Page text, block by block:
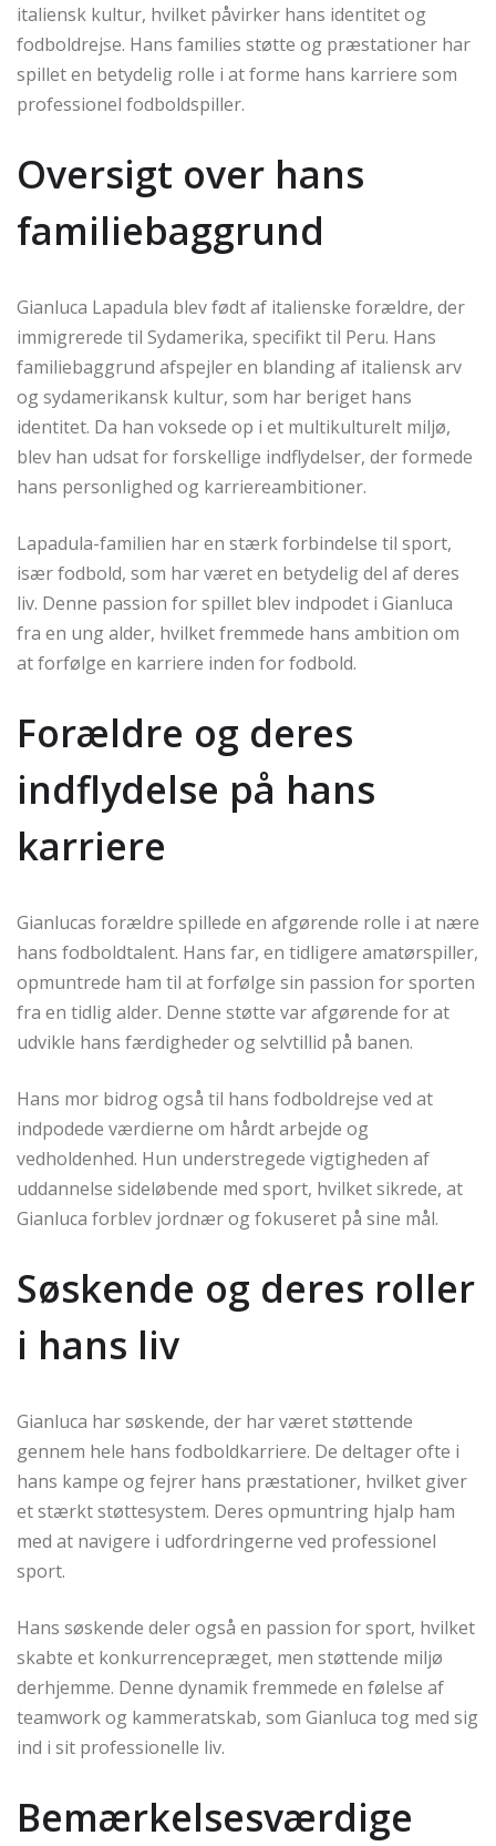
italiensk kultur, hvilket påvirker hans identitet og
fodboldrejse. Hans families støtte og præstationer har
spillet en betydelig rolle i at forme hans karriere som
professionel fodboldspiller.
Oversigt over hans
familiebaggrund
Gianluca Lapadula blev født af italienske forældre, der
immigrerede til Sydamerika, specifikt til Peru. Hans
familiebaggrund afspejler en blanding af italiensk arv
og sydamerikansk kultur, som har beriget hans
identitet. Da han voksede op i et multikulturelt miljø,
blev han udsat for forskellige indflydelser, der formede
hans personlighed og karriereambitioner.
Lapadula-familien har en stærk forbindelse til sport,
især fodbold, som har været en betydelig del af deres
liv. Denne passion for spillet blev indpodet i Gianluca
fra en ung alder, hvilket fremmede hans ambition om
at forfølge en karriere inden for fodbold.
Forældre og deres
indflydelse på hans
karriere
Gianlucas forældre spillede en afgørende rolle i at nære
hans fodboldtalent. Hans far, en tidligere amatørspiller,
opmuntrede ham til at forfølge sin passion for sporten
fra en tidlig alder. Denne støtte var afgørende for at
udvikle hans færdigheder og selvtillid på banen.
Hans mor bidrog også til hans fodboldrejse ved at
indpodede værdierne om hårdt arbejde og
vedholdenhed. Hun understregede vigtigheden af
uddannelse sideløbende med sport, hvilket sikrede, at
Gianluca forblev jordnær og fokuseret på sine mål.
Søskende og deres roller
i hans liv
Gianluca har søskende, der har været støttende
gennem hele hans fodboldkarriere. De deltager ofte i
hans kampe og fejrer hans præstationer, hvilket giver
et stærkt støttesystem. Deres opmuntring hjalp ham
med at navigere i udfordringerne ved professionel
sport.
Hans søskende deler også en passion for sport, hvilket
skabte et konkurrencepræget, men støttende miljø
derhjemme. Denne dynamik fremmede en følelse af
teamwork og kammeratskab, som Gianluca tog med sig
ind i sit professionelle liv.
Bemærkelsesværdige